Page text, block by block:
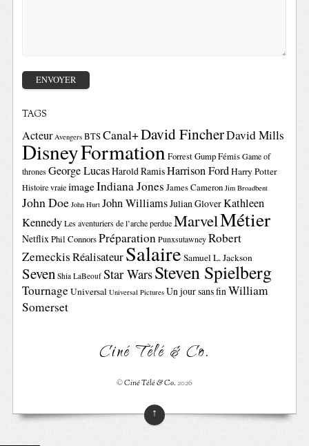
TAGS
Acteur Avengers BTSCanal+David FincherDavid Mills
DisneyFormationForrest GumpFémis Game of
thrones George LucasHarold RamisHarrison FordHarry Potter
Histoire vraie imageIndiana Jones James Cameron Jim Broadbent
John Doe John Hurt John WilliamsJulian GloverKathleen
Kennedy Les aventuriers de l’arche perdue MarvelMétier
NetflixPhil ConnorsPréparation Punxsutawney Robert
ZemeckisRéalisateurSalaire Samuel L. Jackson
Seven Shia LaBeouf Star WarsSteven Spielberg
TournageUniversal Universal Pictures Un jour sans finWilliam
Somerset
Ciné Télé & Co.
©Ciné Télé & Co.2026
↑